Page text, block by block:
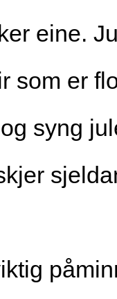
eine.
som er
og syng